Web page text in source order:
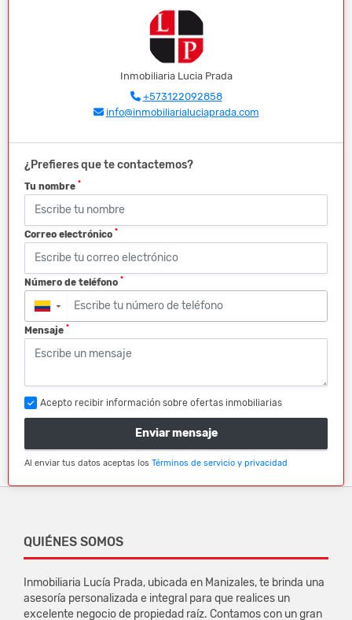
Inmobiliaria Lucia Prada
+573122092858
info@inmobiliarialuciaprada.com
¿Prefieres que te contactemos?
Tu nombre *
Correo electrónico *
Número de teléfono *
▼
Mensaje *
Acepto recibir información sobre ofertas inmobiliarias
Enviar mensaje
Al enviar tus datos aceptas los Términos de servicio y privacidad
QUIÉNES SOMOS
Inmobiliaria Lucía Prada, ubicada en Manizales, te brinda una
asesoría personalizada e integral para que realices un
excelente negocio de propiedad raíz. Contamos con un gran